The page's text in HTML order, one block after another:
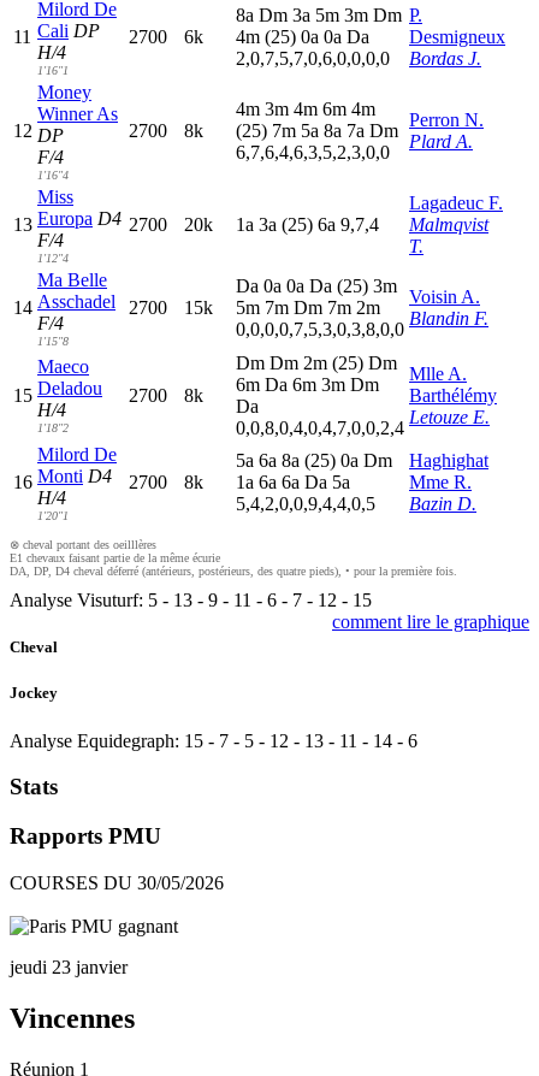
11
Milord De
Cali DP
H/4
1'16"1
2700 6k
8a Dm 3a 5m 3m Dm
4m (25) 0a 0a Da
2,0,7,5,7,0,6,0,0,0,0
P.
Desmigneux
Bordas J.
12
Money
Winner As
DP
F/4
1'16"4
2700 8k
4m 3m 4m 6m 4m
(25) 7m 5a 8a 7a Dm
6,7,6,4,6,3,5,2,3,0,0
Perron N.
Plard A.
13
Miss
Europa D4
F/4
1'12"4
2700 20k 1a 3a (25) 6a 9,7,4
Lagadeuc F.
Malmqvist
T.
14
Ma Belle
Asschadel
F/4
1'15"8
2700 15k
Da 0a 0a Da (25) 3m
5m 7m Dm 7m 2m
0,0,0,0,7,5,3,0,3,8,0,0
Voisin A.
Blandin F.
15
Maeco
Deladou
H/4
1'18"2
2700 8k
Dm Dm 2m (25) Dm
6m Da 6m 3m Dm
Da
0,0,8,0,4,0,4,7,0,0,2,4
Mlle A.
Barthélémy
Letouze E.
16
Milord De
Monti D4
H/4
1'20"1
2700 8k
5a 6a 8a (25) 0a Dm
1a 6a 6a Da 5a
5,4,2,0,0,9,4,4,0,5
Haghighat
Mme R.
Bazin D.
⊗ cheval portant des oeilllères
E1 chevaux faisant partie de la même écurie
DA, DP, D4 cheval déferré (antérieurs, postérieurs, des quatre pieds), • pour la première fois.
Analyse Visuturf: 5 - 13 - 9 - 11 - 6 - 7 - 12 - 15
comment lire le graphique
Cheval
Jockey
Analyse Equidegraph: 15 - 7 - 5 - 12 - 13 - 11 - 14 - 6
Stats
Rapports PMU
COURSES DU 30/05/2026
jeudi 23 janvier
Vincennes
Réunion 1